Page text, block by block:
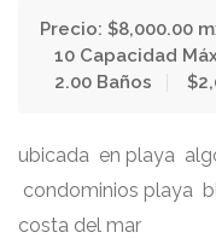
Precio: $8,000.00
10 Capacidad
2.00 Baños
ubicada en playa
condominios playa
costa del mar